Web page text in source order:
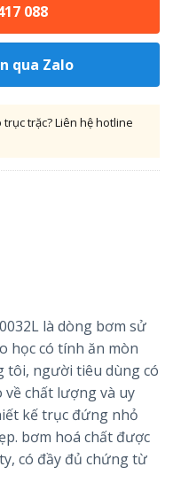
088
qua Zalo
trặc? Liên hệ hotline
là dòng bơm sử
học có tính ăn mòn
tôi, người tiêu dùng có
về chất lượng và uy
kế trục đứng nhỏ
bơm hoá chất được
có đầy đủ chứng từ